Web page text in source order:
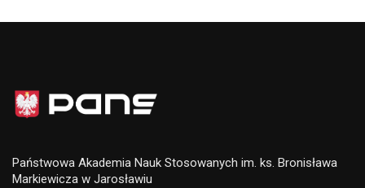
Państwowa Akademia Nauk Stosowanych im. ks. Bronisława
Markiewicza w Jarosławiu